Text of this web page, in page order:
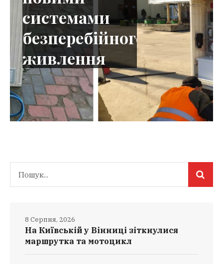
системами
безперебійного
живлення
На Київській у Вінниці зіткнулися
маршрутка та мотоцикл
8 Серпня, 2026